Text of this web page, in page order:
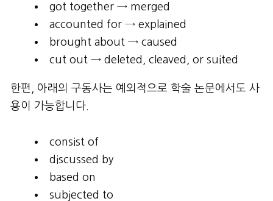
got together → merged
accounted for → explained
brought about → caused
cut out → deleted, cleaved, or suited
한편, 아래의 구동사는 예외적으로 학술 논문에서도 사
용이 가능합니다.
consist of
discussed by
based on
subjected to